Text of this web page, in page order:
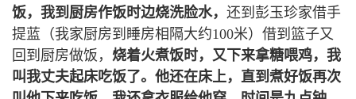
饭，我到厨房作饭时边烧洗脸水， 还到彭玉珍家借手
提蓝（我家厨房到睡房相隔大约100米）借到篮子又
回到厨房做饭， 烧着火煮饭时，又下来拿糖喂鸡，我
叫我丈夫起床吃饭了。他还在床上，直到煮好饭再次